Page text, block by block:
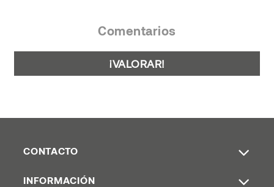
Comentarios
¡VALORAR!
CONTACTO
INFORMACIÓN